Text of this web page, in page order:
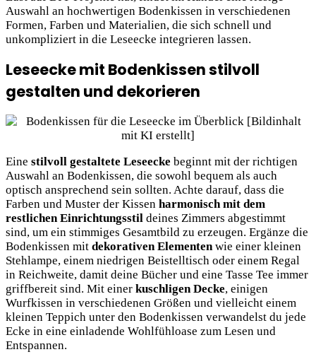
Auswahl an hochwertigen Bodenkissen in verschiedenen
Formen, Farben und Materialien, die sich schnell und
unkompliziert in die Leseecke integrieren lassen.
Leseecke mit Bodenkissen stilvoll
gestalten und dekorieren
Eine stilvoll gestaltete Leseecke beginnt mit der richtigen
Auswahl an Bodenkissen, die sowohl bequem als auch
optisch ansprechend sein sollten. Achte darauf, dass die
Farben und Muster der Kissen harmonisch mit dem
restlichen Einrichtungsstil deines Zimmers abgestimmt
sind, um ein stimmiges Gesamtbild zu erzeugen. Ergänze die
Bodenkissen mit dekorativen Elementenwie einer kleinen
Stehlampe, einem niedrigen Beistelltisch oder einem Regal
in Reichweite, damit deine Bücher und eine Tasse Tee immer
griffbereit sind. Mit einer kuschligen Decke, einigen
Wurfkissen in verschiedenen Größen und vielleicht einem
kleinen Teppich unter den Bodenkissen verwandelst du jede
Ecke in eine einladende Wohlfühloase zum Lesen und
Entspannen.